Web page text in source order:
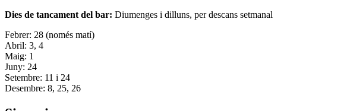
Dies de tancament del bar: Diumenges i dilluns, per descans setmanal
Febrer: 28 (només matí)
Abril: 3, 4
Maig: 1
Juny: 24
Setembre: 11 i 24
Desembre: 8, 25, 26